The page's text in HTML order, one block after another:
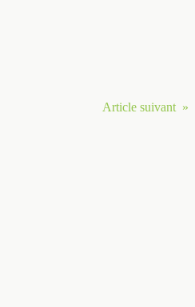
Article suivant »